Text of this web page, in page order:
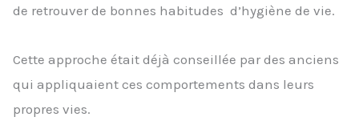
de retrouver de bonnes habitudes d’hygiène de vie.
Cette approche était déjà conseillée par des anciens
qui appliquaient ces comportements dans leurs
propres vies.